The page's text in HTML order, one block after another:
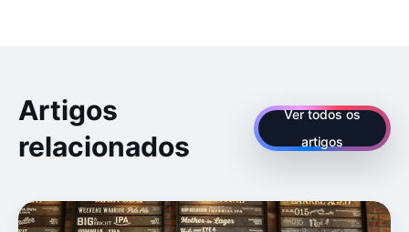
Artigos
relacionados
Ver todos os
artigos